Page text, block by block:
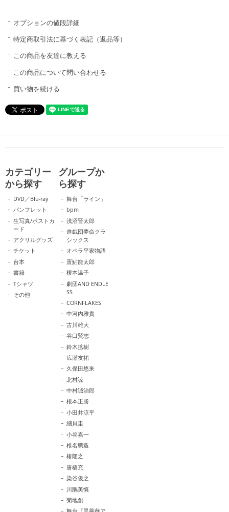
オプションの値段詳細
特定商取引法に基づく表記（返品等）
この商品を友達に教える
この商品について問い合わせる
買い物を続ける
カテゴリー
から探す
DVD／Blu-ray
パンフレット
生写真/ポストカ
ード
アクリルグッズ
チケット
台本
書籍
Tシャツ
その他
グループか
ら探す
舞台「ライン」
bpm
浅沼晋太郎
進戯団夢命クラ
シックス
オペラ平家物語
置鮎龍太郎
榎本温子
劇団AND ENDLE
SS
CORNFLAKES
中河内雅貴
古川雄大
谷口賢志
鈴木拡樹
広瀬友祐
久保田悠来
北村諒
中村誠治郎
根本正勝
小田井涼平
細貝圭
小谷嘉一
椎名鯛造
椿隆之
唐橋充
染谷俊之
川隅美慎
菊地創